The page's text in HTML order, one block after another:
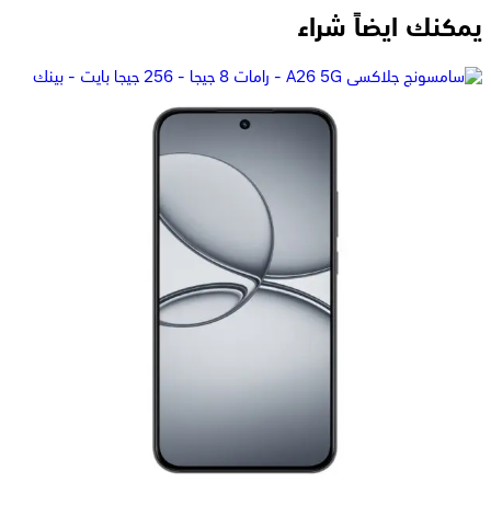
يمكنك ايضاً شراء
سامسونج جلاكسى A17 4G - رامات 8 جيجا - 256 جيجا بايت - أسود